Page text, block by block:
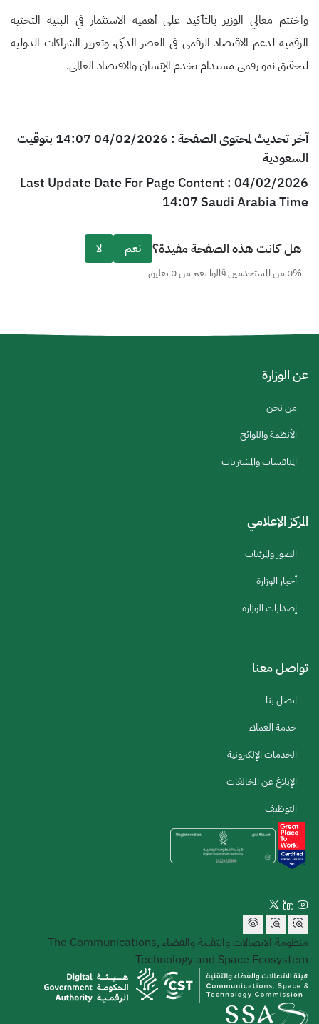
واختتم معالي الوزير بالتأكيد على أهمية الاستثمار في البنية التحتية
الرقمية لدعم الاقتصاد الرقمي في العصر الذكي، وتعزيز الشراكات الدولية
لتحقيق نمو رقمي مستدام يخدم الإنسان والاقتصاد العالمي.
آخر تحديث لمحتوى الصفحة : 04/02/2026 14:07 بتوقيت
السعودية
Last Update Date For Page Content : 04/02/2026
14:07 Saudi Arabia Time
هل كانت هذه الصفحة مفيدة؟ نعم لا
0% من المستخدمين قالوا نعم من 0 تعليق
عن الوزارة
من نحن
الأنظمة واللوائح
المنافسات والمشتريات
المركز الإعلامي
الصور والمرئيات
أخبار الوزارة
إصدارات الوزارة
تواصل معنا
اتصل بنا
خدمة العملاء
الخدمات الإلكترونية
الإبلاغ عن المخالفات
التوظيف
منظومة الاتصالات والتقنية والفضاء The Communications,
Technology and Space Ecosystem